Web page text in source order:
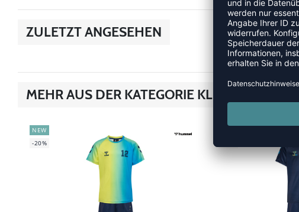
ZULETZT ANGESEHEN
MEHR AUS DER KATEGORIE KLEIDER & RÖCKE
NEW
-20%